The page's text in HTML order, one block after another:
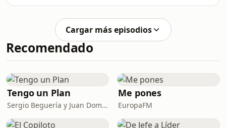
figura de Buda del que nos dice como
muestra: “Me enc
difusión de los libros de Osho en
español. Mi nombre es Charna
Martín-Santos y formo parte del
equipo de OSHO Internacional
de Osho en nuestro idioma. Lo que
distingue de forma extraordinaria a
Osho de otros maestros o referentes
espiritua
Cargar más episodios
Recomendado
Tengo un Plan
Sergio Beguería y Juan Domínguez
Me pones
EuropaFM